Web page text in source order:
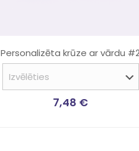
Personalizēta krūze ar vārdu
7,48 €